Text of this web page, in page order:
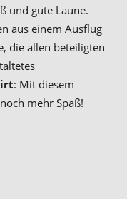
und gute Laune.
aus einem Ausflug
die allen beteiligten
: Mit diesem
mehr Spaß!